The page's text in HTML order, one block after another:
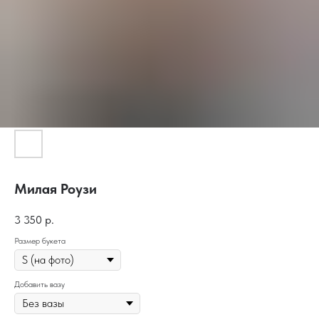
Милая Роузи
3 350 р.
Размер букета
Добавить вазу